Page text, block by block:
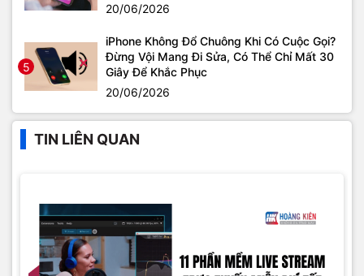
20/06/2026
5
iPhone Không Đổ Chuông Khi Có Cuộc Gọi?
Đừng Vội Mang Đi Sửa, Có Thể Chỉ Mất 30
Giây Để Khắc Phục
20/06/2026
TIN LIÊN QUAN